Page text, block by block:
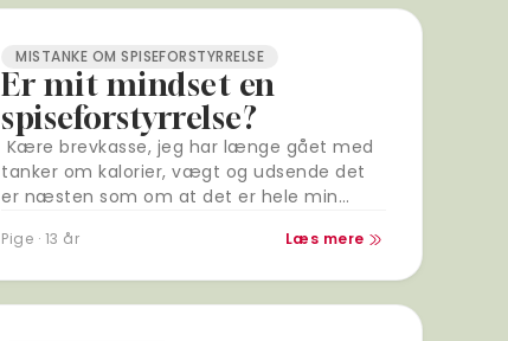
MISTANKE OM SPISEFORSTYRRELSE
Er mit mindset en
spiseforstyrrelse?
Kære brevkasse, jeg har længe gået med
tanker om kalorier, vægt og udsende det
er næsten som om at det er hele min
har…
Pige · 13 år Læs mere